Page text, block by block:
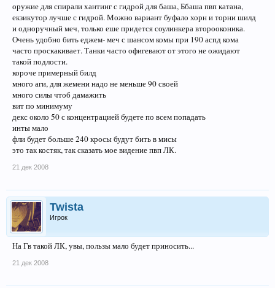
оружие для спирали хантинг с гидрой для баша, Ббаша пвп катана,
екзикутор лучше с гидрой. Можно вариант буфало хорн и торни шилд
и одноручный меч, только еше придется соулинкера второоконика.
Очень удобно бить еджем- меч с шансом комы при 190 аспд кома
часто проскакивает. Танки часто офигевают от этого не ожидают
такой подлости.
короче примерный билд
много аги, для жемени надо не меньше 90 своей
много силы чтоб дамажить
вит по минимуму
декс около 50 с концентрацией будете по всем попадать
инты мало
фли будет больше 240 кросы будут бить в мисы
это так костяк, так сказать мое видение пвп ЛК.
21 дек 2008
Twista
Игрок
На Гв такой ЛК, увы, пользы мало будет приносить...
21 дек 2008